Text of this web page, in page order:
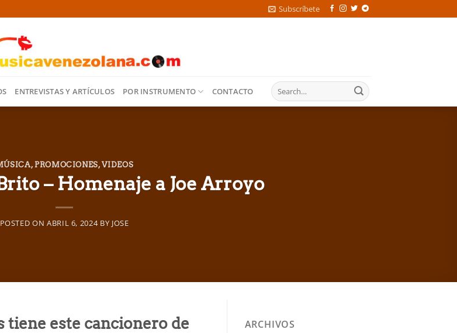
Subscríbete
ENTREVISTAS Y ARTÍCULOS POR INSTRUMENTO CONTACTO
, PROMOCIONES,VIDEOS
– Homenaje a Joe Arroyo
POSTED ON ABRIL 6, 2024 BY JOSE
este cancionero de
ARCHIVOS